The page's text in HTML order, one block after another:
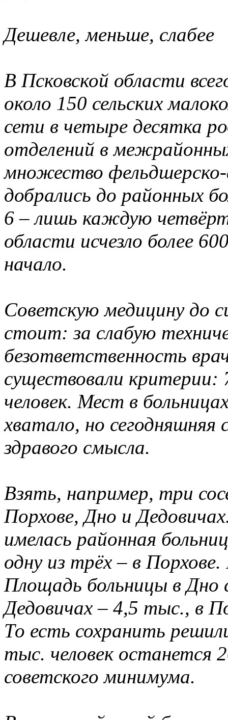
Дешевле, меньше, слабее
В Псковской области
около 150 сельских
сети в четыре десятка
отделений в
множество фельдшерско-
добрались до районных
6 – лишь каждую
области исчезло более
начало.
Советскую медицину до
стоит: за слабую
безответственность
существовали критерии:
человек. Мест в
хватало, но
здравого смысла.
Взять, например, три
Порхове, Дно и
имелась районная
одну из трёх – в
Площадь больницы в Дно
Дедовичах – 4,5 тыс., в
То есть сохранить
тыс. человек останется
советского минимума.